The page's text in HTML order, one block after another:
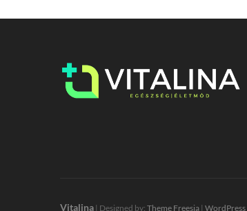
Vitalina | Designed by: Theme Freesia | WordPress